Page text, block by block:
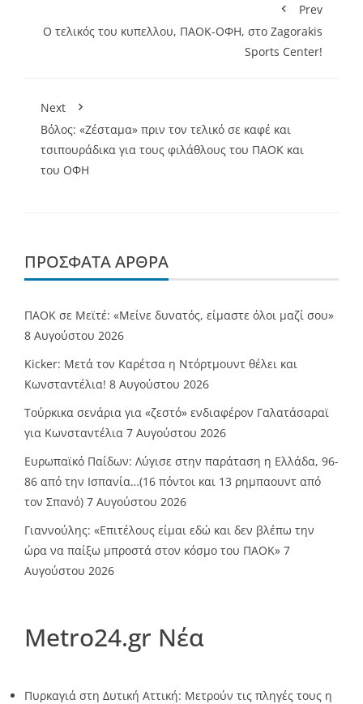
Prev
Ο τελικός του κυπελλου, ΠΑΟΚ-ΟΦΗ, στο Zagorakis
Sports Center!
Next
Βόλος: «Ζέσταμα» πριν τον τελικό σε καφέ και
τσιπουράδικα για τους φιλάθλους του ΠΑΟΚ και
του ΟΦΗ
ΠΡΌΣΦΑΤΑ ΆΡΘΡΑ
ΠΑΟΚ σε Μεϊτέ: «Μείνε δυνατός, είμαστε όλοι μαζί σου»
8 Αυγούστου 2026
Kicker: Μετά τον Καρέτσα η Ντόρτμουντ θέλει και
Κωνσταντέλια! 8 Αυγούστου 2026
Τούρκικα σενάρια για «ζεστό» ενδιαφέρον Γαλατάσαραϊ
για Κωνσταντέλια 7 Αυγούστου 2026
Ευρωπαϊκό Παίδων: Λύγισε στην παράταση η Ελλάδα, 96-
86 από την Ισπανία…(16 πόντοι και 13 ρημπαουντ από
τον Σπανό) 7 Αυγούστου 2026
Γιαννούλης: «Επιτέλους είμαι εδώ και δεν βλέπω την
ώρα να παίξω μπροστά στον κόσμο του ΠΑΟΚ» 7
Αυγούστου 2026
Metro24.gr Νέα
Πυρκαγιά στη Δυτική Αττική: Μετρούν τις πληγές τους η